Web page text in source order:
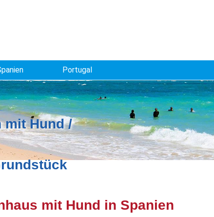
Portugal
mit Hund /
mit Hund in Spanien